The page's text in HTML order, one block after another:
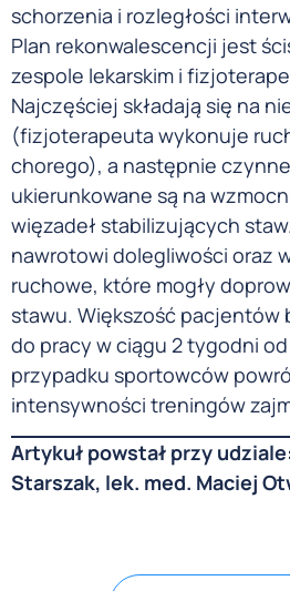
schorzenia i rozległości
Plan rekonwalescencji jest
zespole lekarskim i
Najczęściej składają się na
(fizjoterapeuta wykonuje
chorego), a następnie
ukierunkowane są na
więzadeł stabilizujących
nawrotowi dolegliwości oraz
ruchowe, które mogły
stawu. Większość pacjentów
do pracy w ciągu 2 tygodni
przypadku sportowców
intensywności treningów
Artykuł powstał przy
Starszak, lek. med. Maciej